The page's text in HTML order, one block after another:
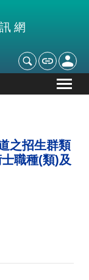
網
之招生群類
職種(類)及